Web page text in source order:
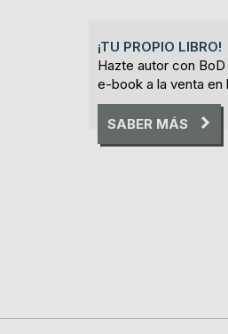
¡TU PROPIO LIBRO!
Hazte autor con
e-book a la venta en
SABER MÁS